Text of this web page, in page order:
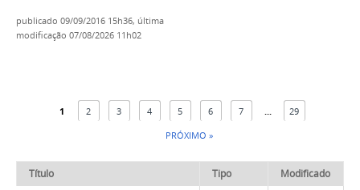
publicado 09/09/2016 15h36, última
modificação 07/08/2026 11h02
1 2 3 4 5 6 7 ...
29
PRÓXIMO »
Título Tipo
Modificado